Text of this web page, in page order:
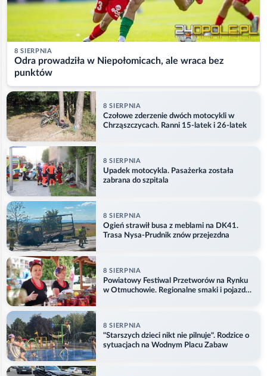
8 SIERPNIA
Odra prowadziła w Niepołomicach, ale wraca bez
punktów
8 SIERPNIA
Czołowe zderzenie dwóch motocykli w
Chrząszczycach. Ranni 15-latek i 26-latek
8 SIERPNIA
Upadek motocykla. Pasażerka została
zabrana do szpitala
8 SIERPNIA
Ogień strawił busa z meblami na DK41.
Trasa Nysa-Prudnik znów przejezdna
8 SIERPNIA
Powiatowy Festiwal Przetworów na Rynku
w Otmuchowie. Regionalne smaki i pojazdy
8 SIERPNIA
"Starszych dzieci nikt nie pilnuje". Rodzice o
sytuacjach na Wodnym Placu Zabaw